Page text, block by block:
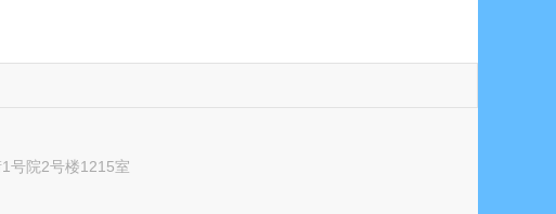
号院2号楼1215室